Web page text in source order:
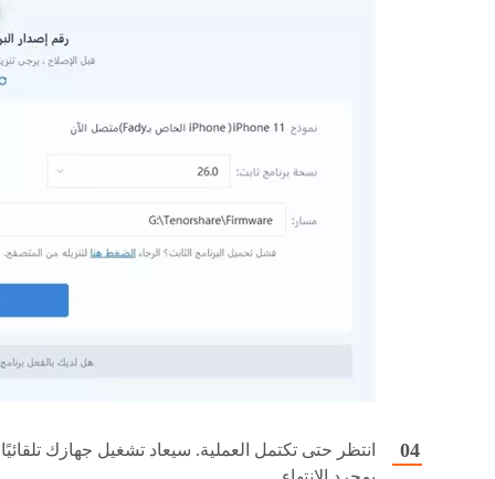
انتظر حتى تكتمل العملية. سيعاد تشغيل جهازك تلقائيًا